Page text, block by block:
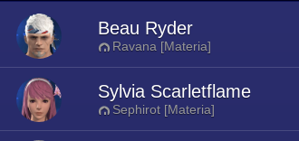
Beau Ryder
Ravana [Materia]
Sylvia Scarletflame
Sephirot [Materia]